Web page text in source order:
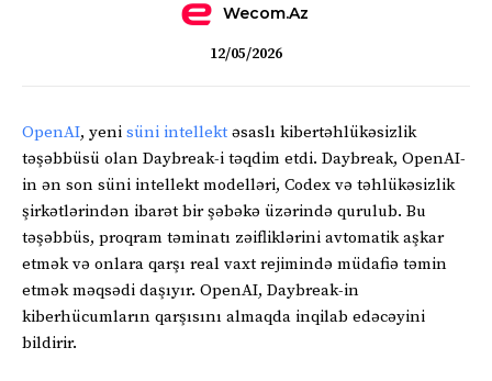
Wecom.az
12/05/2026
OpenAI, yeni süni intellekt əsaslı kibertəhlükəsizlik
təşəbbüsü olan Daybreak-i təqdim etdi. Daybreak, OpenAI-
in ən son süni intellekt modelləri, Codex və təhlükəsizlik
şirkətlərindən ibarət bir şəbəkə üzərində qurulub. Bu
təşəbbüs, proqram təminatı zəifliklərini avtomatik aşkar
etmək və onlara qarşı real vaxt rejimində müdafiə təmin
etmək məqsədi daşıyır. OpenAI, Daybreak-in
kiberhücumların qarşısını almaqda inqilab edəcəyini
bildirir.